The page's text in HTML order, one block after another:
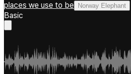
places we use to be Norway Elephant
Basic